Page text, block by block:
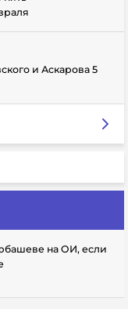
и Аскарова 5
на ОИ, если